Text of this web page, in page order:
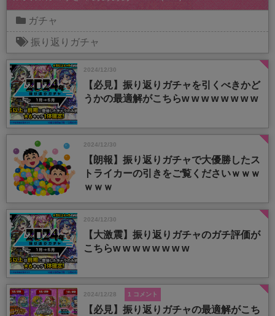
ガチャ
振り返りガチャ
2024/12/30
【必見】振り返りガチャを引くべきかど
うかの最適解がこちらw w w w w w w w
2024/12/30
【朗報】振り返りガチャで大優勝したス
トライカーの引きをご覧くださいｗｗｗ
ｗｗｗ
2024/12/30
【大激震】振り返りガチャのガチ評価が
こちらw w w w w w w w
2024/12/28 1 コメント
【必見】振り返りガチャの最適解がこち